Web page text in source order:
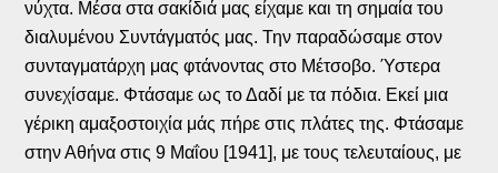
νύχτα. Μέσα στα σακίδιά μας είχαμε και τη σημαία του
διαλυμένου Συντάγματός μας. Την παραδώσαμε στον
συνταγματάρχη μας φτάνοντας στο Μέτσοβο. Ύστερα
συνεχίσαμε. Φτάσαμε ως το Δαδί με τα πόδια. Εκεί μια
γέρικη αμαξοστοιχία μάς πήρε στις πλάτες της. Φτάσαμε
στην Αθήνα στις 9 Μαΐου [1941], με τους τελευταίους, με